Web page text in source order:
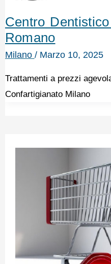
Centro
Romano
Milano / Marzo 10, 2025
Trattamenti a prezzi
Confartigianato Milano